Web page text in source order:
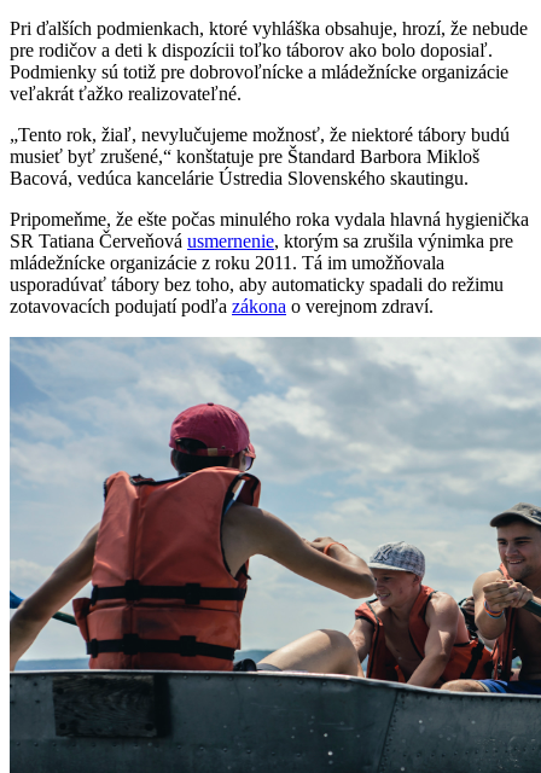
Pri ďalších podmienkach, ktoré vyhláška obsahuje, hrozí, že nebude
pre rodičov a deti k dispozícii toľko táborov ako bolo doposiaľ.
Podmienky sú totiž pre dobrovoľnícke a mládežnícke organizácie
veľakrát ťažko realizovateľné.
„Tento rok, žiaľ, nevylučujeme možnosť, že niektoré tábory budú
musieť byť zrušené,“ konštatuje pre Štandard Barbora Mikloš
Bacová, vedúca kancelárie Ústredia Slovenského skautingu.
Pripomeňme, že ešte počas minulého roka vydala hlavná hygienička
SR Tatiana Červeňová usmernenie, ktorým sa zrušila výnimka pre
mládežnícke organizácie z roku 2011. Tá im umožňovala
usporadúvať tábory bez toho, aby automaticky spadali do režimu
zotavovacích podujatí podľa zákona o verejnom zdraví.